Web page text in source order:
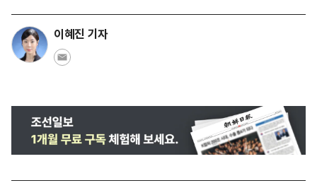
이혜진 기자